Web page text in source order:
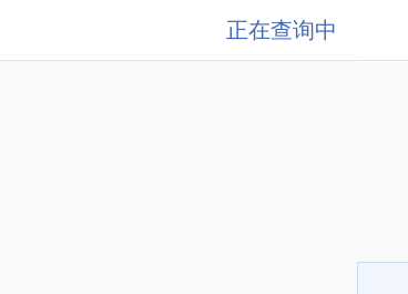
正在查询中